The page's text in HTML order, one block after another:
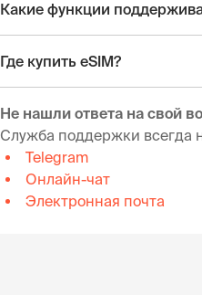
Какие функции
Где купить eSIM?
Не нашли ответа на свой
Служба поддержки всегда
Telegram
Онлайн-чат
Электронная почта